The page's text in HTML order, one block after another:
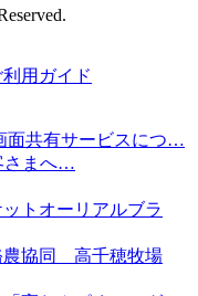
利用ガイド
面共有サービスにつ…
さまへ…
トオーリアルブラ
農協同 高千穂牧場